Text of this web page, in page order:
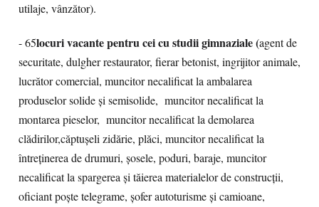
utilaje, vânzător).
- 65locuri vacante pentru cei cu studii gimnaziale (agent de
securitate, dulgher restaurator, fierar betonist, ingrijitor animale,
lucrător comercial, muncitor necalificat la ambalarea
produselor solide și semisolide, muncitor necalificat la
montarea pieselor, muncitor necalificat la demolarea
clădirilor,căptușeli zidărie, plăci, muncitor necalificat la
întreținerea de drumuri, șosele, poduri, baraje, muncitor
necalificat la spargerea și tăierea materialelor de construcții,
oficiant poște telegrame, șofer autoturisme și camioane,